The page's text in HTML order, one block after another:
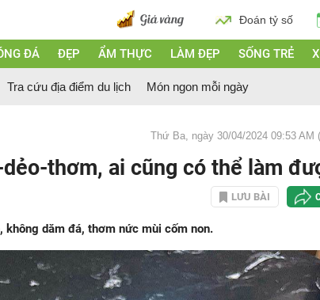
Đoán tỷ số
ĐÁ ĐẸP ẨM THỰC LÀM ĐẸP SỐNG TRẺ
Tra cứu địa điểm du lịch Món ngon mỗi ngày
Thứ Ba, ngày 30/04/2024 09:53 AM
thơm, ai cũng có thể làm
LƯU BÀI
không dăm đá, thơm nức mùi cốm non.